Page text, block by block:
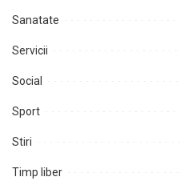
Sanatate
Servicii
Social
Sport
Stiri
Timp liber